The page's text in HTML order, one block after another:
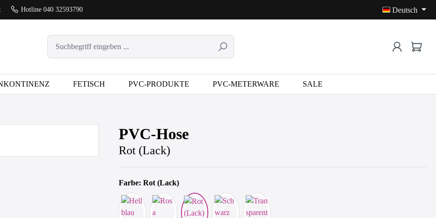
Hotline 040 32593790 Deutsch
FETISCH PVC-PRODUKTE PVC-METERWARE SALE
PVC-Hose
Rot (Lack)
Farbe: Rot (Lack)